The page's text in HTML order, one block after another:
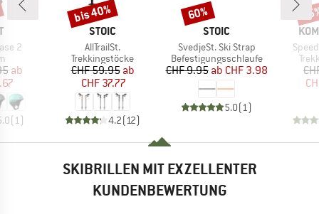
2
Preis
ab
(1 )
MARKE
STOIC
Artikel
AllTrailSt.
Produktgruppe
Trekkingstöcke
Preis
CHF 59.95reduzierter Preis
ab
CHF 37.77
4.2(12)
Rabatt
bis 40%
MARKE
STOIC
Artikel
SvedjeSt. Ski Strap
Produktgruppe
Befestigungsschlaufe
Preis
CHF 9.95 reduzierter Preis
ab CHF 3.98
5.0(1 )
Rabatt
60%
Artikel
SKIBRILLEN MIT EXZELLENTER
KUNDENBEWERTUNG